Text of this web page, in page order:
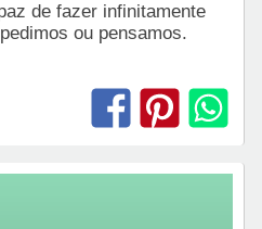
de fazer infinitamente
ou pensamos.